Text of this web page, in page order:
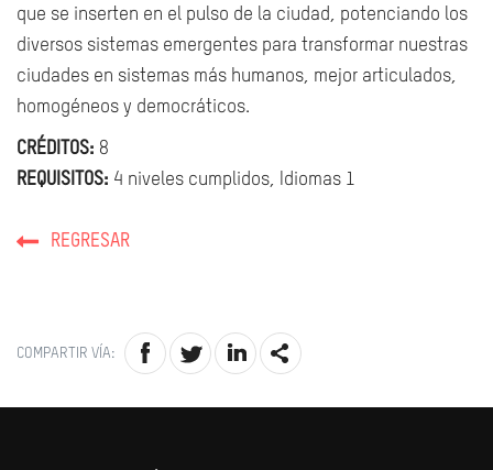
que se inserten en el pulso de la ciudad, potenciando los
diversos sistemas emergentes para transformar nuestras
ciudades en sistemas más humanos, mejor articulados,
homogéneos y democráticos.
CRÉDITOS: 8
REQUISITOS: 4 niveles cumplidos, Idiomas 1
REGRESAR
COMPARTIR VÍA: